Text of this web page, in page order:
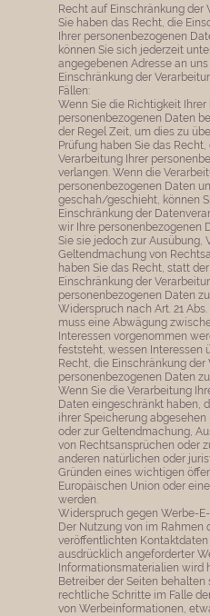
Recht auf Einschränkung der
Sie haben das Recht, die
Ihrer personenbezogenen
können Sie sich jederzeit
angegebenen Adresse an
Einschränkung der
Fällen:
Wenn Sie die Richtigkeit
personenbezogenen Daten
der Regel Zeit, um dies zu
Prüfung haben Sie das
Verarbeitung Ihrer
verlangen. Wenn die
personenbezogenen Daten
geschah/geschieht, können
Einschränkung der
wir Ihre personenbezogenen
Sie sie jedoch zur Ausübung,
Geltendmachung von
haben Sie das Recht, statt
Einschränkung der
personenbezogenen Daten
Widerspruch nach Art. 21
muss eine Abwägung
Interessen vorgenommen
feststeht, wessen Interessen
Recht, die Einschränkung der
personenbezogenen Daten
Wenn Sie die Verarbeitung
Daten eingeschränkt haben,
ihrer Speicherung
oder zur Geltendmachung,
von Rechtsansprüchen oder
anderen natürlichen oder
Gründen eines wichtigen
Europäischen Union oder
werden.
Widerspruch gegen Werbe-
Der Nutzung von im Rahmen
veröffentlichten
ausdrücklich angeforderter
Informationsmaterialien wird
Betreiber der Seiten
rechtliche Schritte im Falle
von Werbeinformationen,